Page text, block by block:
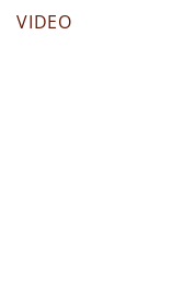
VIDEO